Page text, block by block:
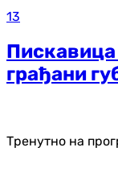
13
грађани
Тренутно на